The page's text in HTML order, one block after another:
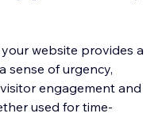
website provides a
sense of urgency,
engagement and
used for time-